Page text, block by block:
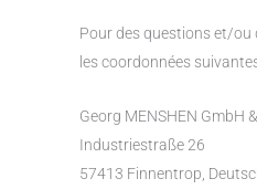
Pour des questions et/ou
les coordonnées
Georg MENSHEN GmbH
Industriestraße 26
57413 Finnentrop,